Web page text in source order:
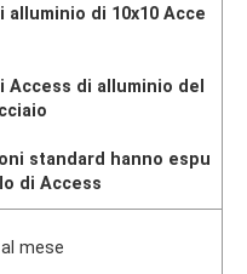
alluminio di 10x10 Acce
Access di alluminio del
standard hanno espu
di Access
mese